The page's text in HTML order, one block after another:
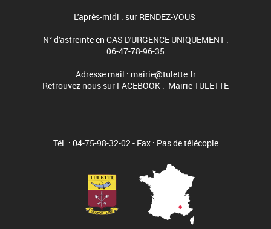
L'après-midi : sur RENDEZ-VOUS
N° d'astreinte en CAS D'URGENCE UNIQUEMENT :
06-47-78-96-35
Adresse mail : mairie@tulette.fr
Retrouvez nous sur FACEBOOK : Mairie TULETTE
Tél. : 04-75-98-32-02 - Fax : Pas de télécopie